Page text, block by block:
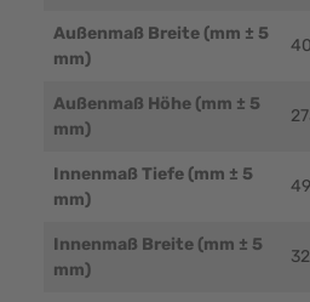
Außenmaß Breite (mm ± 5
mm)
Außenmaß Höhe (mm ± 5
mm)
Innenmaß Tiefe (mm ± 5
mm)
Innenmaß Breite (mm ± 5
mm)